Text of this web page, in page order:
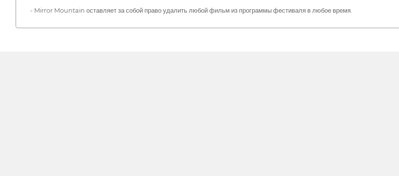
- Mirror Mountain оставляет за собой право удалить любой фильм из программы фестиваля в любое время.